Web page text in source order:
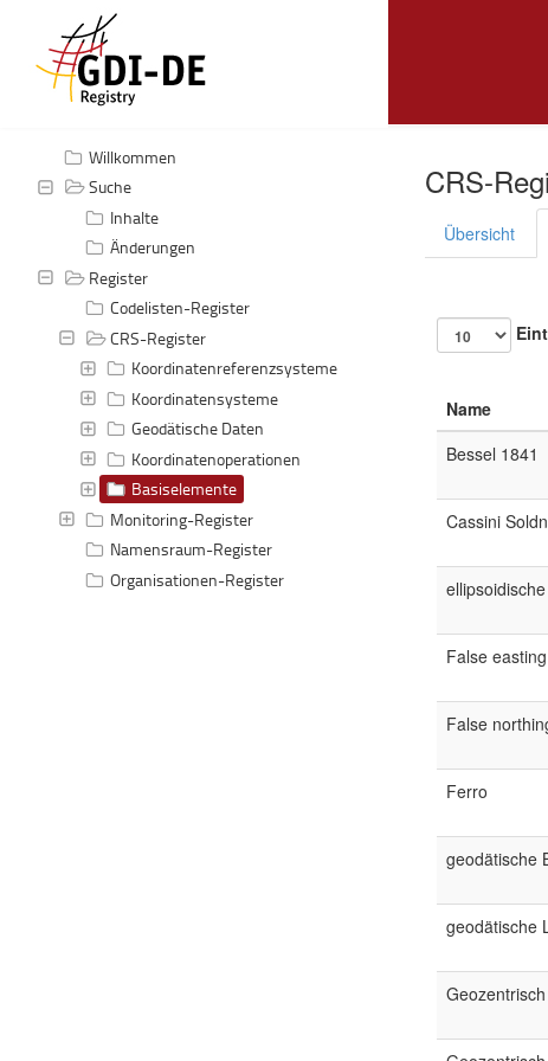
Willkommen
Suche
Inhalte
Änderungen
Register
Codelisten-Register
CRS-Register
Koordinatenreferenzsysteme
Koordinatensysteme
Geodätische Daten
Koordinatenoperationen
Basiselemente
Monitoring-Register
Namensraum-Register
Organisationen-Register
CRS-
Übersicht
Name
Bessel 1841
Cassini
False easting
False
Ferro
geodätische
geodätische